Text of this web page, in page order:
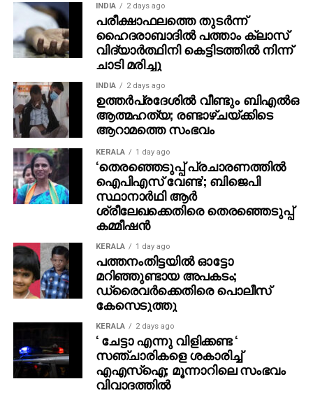
ബിജോയ്, എഡിറ്റിംഗ്- ചമന്‍ ചാക്കോ, പ്രൊഡക്ഷന്‍
ഡിസൈനര്‍- അജയന്‍ ചാലിശ്ശേരി, മേക്കപ്പ് –
റോണക്‌സ് സേവ്യര്‍. കോസ്റ്റ്യൂം- മഷര്‍ ഹംസ,
പ്രൊഡക്ഷന്‍ കണ്‍ട്രോളര്‍- ദീപക് പരമേശ്വരന്‍,
അസോസിയേറ്റ് ഡയറക്ടര്‍- രോഹിത് ചന്ദ്രശേഖര്‍.
ഗാനരചന- മനു മഞ്ജിത്ത്, വിനായക് ശശികുമാര്‍, VFX –
തൗഫീഖ് – എഗ്വൈറ്റ്, പോസ്റ്റര്‍ ഡിസൈന്‍- ടെന്‍
പോയിന്റ്, സൗണ്ട് ഡിസൈന്‍- സിങ്ക് സിനിമ, സൗണ്ട്
മിക്‌സ് – കണ്ണന്‍ ഗണപത്, സ്റ്റില്‍സ്- എസ് ബി കെ,
പിആര്‍ഒ- ശബരി
INDIA 2 days ago
പരീക്ഷാഫലത്തെ തുടര്‍ന്ന്
ഹൈദരാബാദില്‍ പത്താം ക്ലാസ്
വിദ്യാര്‍ത്ഥിനി കെട്ടിടത്തില്‍ നിന്ന്
ചാടി മരിച്ചു
INDIA 2 days ago
ഉത്തര്‍പ്രദേശില്‍ വീണ്ടും ബിഎല്‍ഒ
ആത്മഹത്യ; രണ്ടാഴ്ചയ്ക്കിടെ
ആറാമത്തെ സംഭവം
KERALA 1 day ago
‘തെരഞ്ഞെടുപ്പ് പ്രചാരണത്തിൽ
ഐപിഎസ് വേണ്ട’; ബിജെപി
സ്ഥാനാർഥി ആർ
ശ്രീലേഖക്കെതിരെ തെരഞ്ഞെടുപ്പ്
കമ്മീഷൻ
KERALA 1 day ago
പത്തനംതിട്ടയില്‍ ഓട്ടോ
മറിഞ്ഞുണ്ടായ അപകടം;
ഡ്രൈവര്‍ക്കെതിരെ പൊലീസ്
കേസെടുത്തു
KERALA 2 days ago
‘ ചേട്ടാ എന്നു വിളിക്കണ്ട ‘
സഞ്ചാരികളെ ശകാരിച്ച്
എഎസ്‌ഐ; മൂന്നാറിലെ സംഭവം
വിവാദത്തില്‍